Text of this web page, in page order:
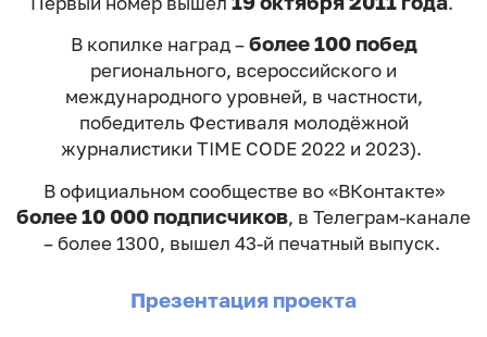
В копилке наград – более 100 побед
регионального, всероссийского и
международного уровней, в частности,
победитель Фестиваля молодёжной
журналистики TIME CODE 2022 и 2023).
В официальном сообществе во «ВКонтакте»
более 10 000 подписчиков, в Телеграм-канале
– более 1300, вышел 43-й печатный выпуск.
Презентация проекта